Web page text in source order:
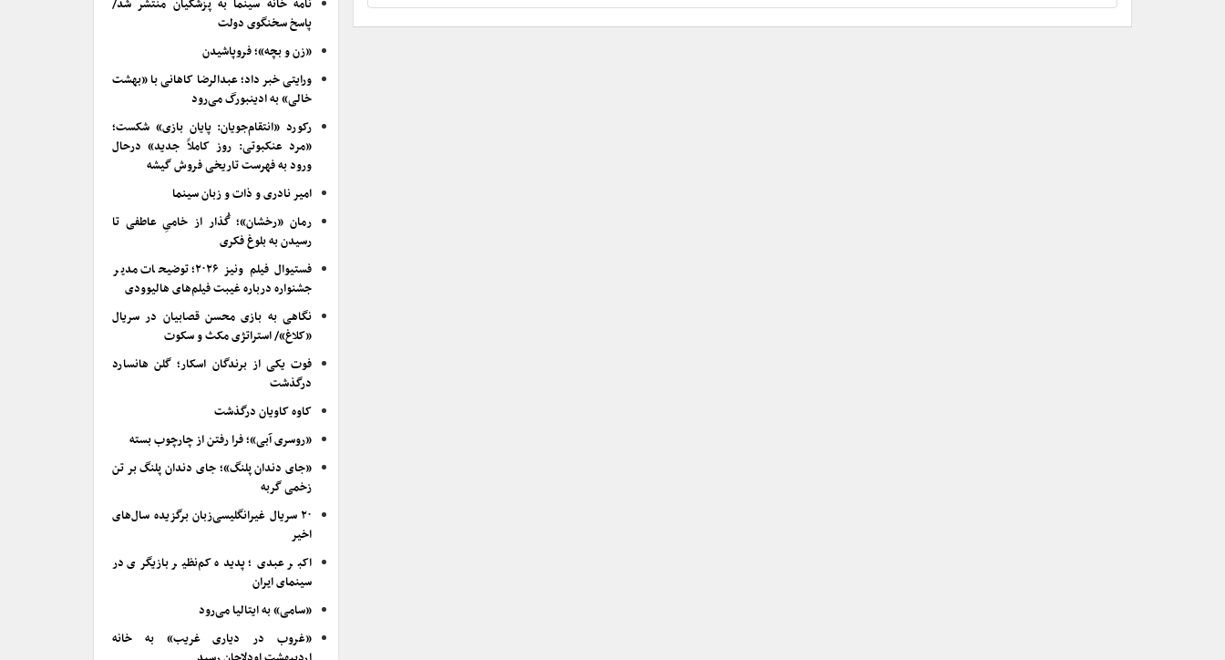
نامه خانه سینما به پزشکیان منتشر شد/
پاسخ سخنگوی دولت
«زن و بچه»؛ فروپاشیدن
ورایتی خبر داد؛ عبدالرضا کاهانی با «بهشت
خالی» به ادینبورگ می‌رود
رکورد «انتقام‌جویان: پایان بازی» شکست؛
«مرد عنکبوتی: روز کاملاً جدید» درحال
ورود به فهرست تاریخی فروش گیشه
امیر نادری و ذات و زبان سینما
رمان «رخشان»؛ گُذار از خامیِ عاطفی تا
رسیدن به بلوغ فکری
فستیوال فیلم ونیز ۲۰۲۶؛ توضیحات مدیر
جشنواره درباره غیبت فیلم‌های هالیوودی
نگاهی به بازی محسن قصابیان در سریال
«کلاغ»/ استراتژی مکث و سکوت
فوت یکی از برندگان اسکار؛ گلن هانسارد
درگذشت
کاوه کاویان درگذشت
«روسری آبی»؛ فرا رفتن از چارچوب بسته
«جای دندان پلنگ»؛ جای دندان پلنگ بر تن
زخمی گربه
۲۰ سریال غیرانگلیسی‌زبان برگزیده سال‌های
اخیر
اکبر عبدی؛ پدیده کم‌نظیر بازیگری در
سینمای ایران
«سامی» به ایتالیا می‌رود
«غروب در دیاری غریب» به خانه